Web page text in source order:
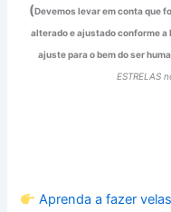
(Devemos levar em conta que
alterado e ajustado conforme
ajuste para o bem do ser
ESTRELAS
Aprenda a fazer